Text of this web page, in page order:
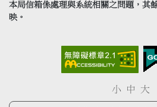
本局信箱係處理與系統相關之問題，其
映。
小 中 大